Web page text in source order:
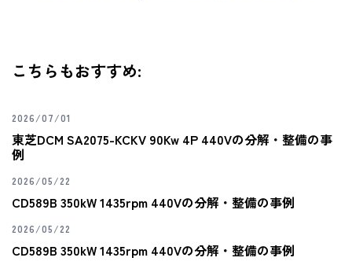
こちらもおすすめ:
2026/07/01
東芝DCM SA2075-KCKV 90Kw 4P 440Vの分解・整備の事
例
2026/05/22
CD589B 350kW 1435rpm 440Vの分解・整備の事例
2026/05/22
CD589B 350kW 1435rpm 440Vの分解・整備の事例